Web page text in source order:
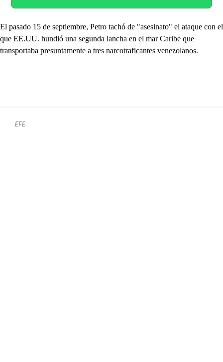
El pasado 15 de septiembre, Petro tachó de "asesinato" el ataque con el
que EE.UU. hundió una segunda lancha en el mar Caribe que
transportaba presuntamente a tres narcotraficantes venezolanos.
EFE